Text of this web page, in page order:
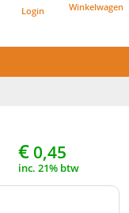
Login
€0,45
inc. 21% btw